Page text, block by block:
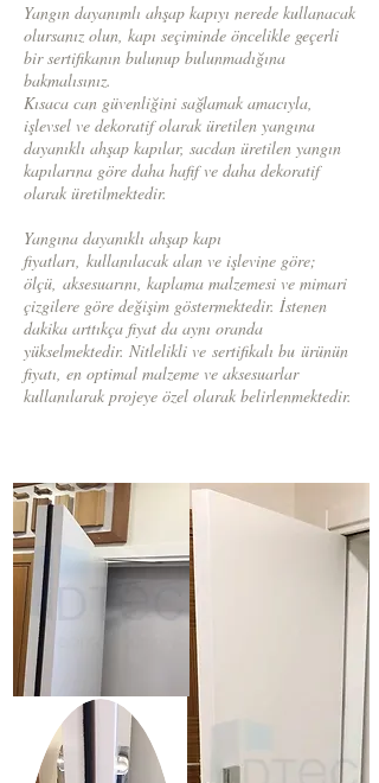
Yangın dayanımlı ahşap kapıyı nerede kullanacak
olursanız olun, kapı seçiminde öncelikle geçerli
bir sertifikanın bulunup bulunmadığına
bakmalısınız.
Kısaca can güvenliğini sağlamak amacıyla,
işlevsel ve dekoratif olarak üretilen yangına
dayanıklı ahşap kapılar, sacdan üretilen yangın
kapılarına göre daha hafif ve daha dekoratif
olarak üretilmektedir.
Yangına dayanıklı ahşap kapı
fiyatları, kullanılacak alan ve işlevine göre;
ölçü, aksesuarını, kaplama malzemesi ve mimari
çizgilere göre değişim göstermektedir. İstenen
dakika arttıkça fiyat da aynı oranda
yükselmektedir. Nitlelikli ve sertifikalı bu ürünün
fiyatı, en optimal malzeme ve aksesuarlar
kullanılarak projeye özel olarak belirlenmektedir.